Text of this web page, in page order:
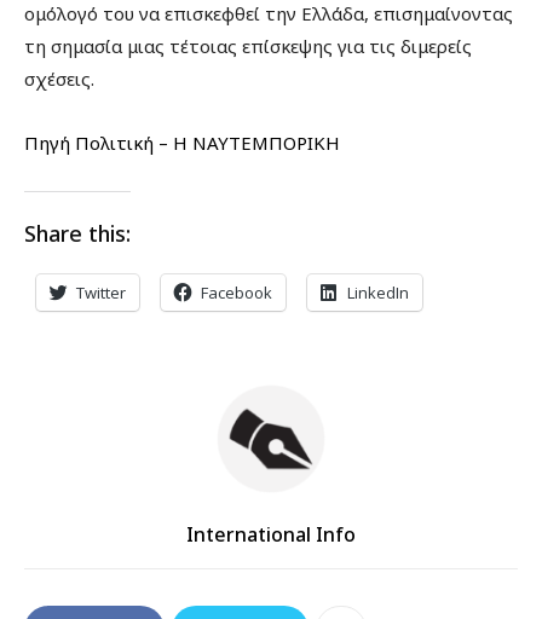
ομόλογό του να επισκεφθεί την Ελλάδα, επισημαίνοντας
τη σημασία μιας τέτοιας επίσκεψης για τις διμερείς
σχέσεις.
Πηγή Πολιτική – Η ΝΑΥΤΕΜΠΟΡΙΚΗ
Share this:
Twitter Facebook LinkedIn
International Info